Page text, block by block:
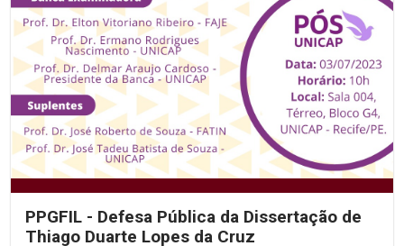
PPGFIL - Defesa Pública da Dissertação de
Thiago Duarte Lopes da Cruz